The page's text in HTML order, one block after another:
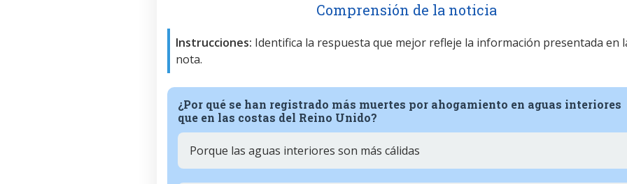
Comprensión de la noticia
Instrucciones: Identifica la respuesta que mejor refleje la información presentada en
nota.
¿Por qué se han registrado más muertes por ahogamiento en aguas interiores
que en las costas del Reino Unido?
Porque las aguas interiores son más cálidas